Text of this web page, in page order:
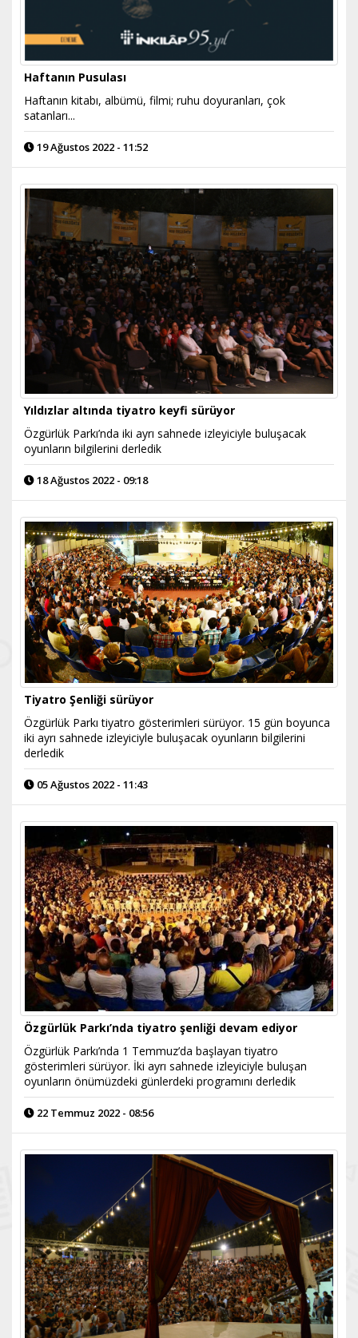
Haftanın Pusulası
Haftanın kitabı, albümü, filmi; ruhu doyuranları, çok
satanları...
19 Ağustos 2022 - 11:52
Yıldızlar altında tiyatro keyfi sürüyor
Özgürlük Parkı’nda iki ayrı sahnede izleyiciyle buluşacak
oyunların bilgilerini derledik
18 Ağustos 2022 - 09:18
Tiyatro Şenliği sürüyor
Özgürlük Parkı tiyatro gösterimleri sürüyor. 15 gün boyunca
iki ayrı sahnede izleyiciyle buluşacak oyunların bilgilerini
derledik
05 Ağustos 2022 - 11:43
Özgürlük Parkı’nda tiyatro şenliği devam ediyor
Özgürlük Parkı’nda 1 Temmuz’da başlayan tiyatro
gösterimleri sürüyor. İki ayrı sahnede izleyiciyle buluşan
oyunların önümüzdeki günlerdeki programını derledik
22 Temmuz 2022 - 08:56